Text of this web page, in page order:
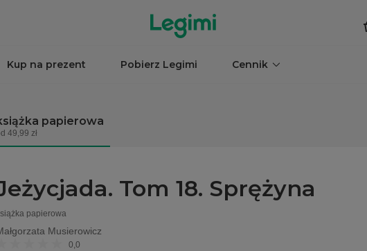
Kup na prezent Pobierz Legimi Cennik
papierowa
49,99 zł
Tom 18. Sprężyna
papierowa
Musierowicz
0,0